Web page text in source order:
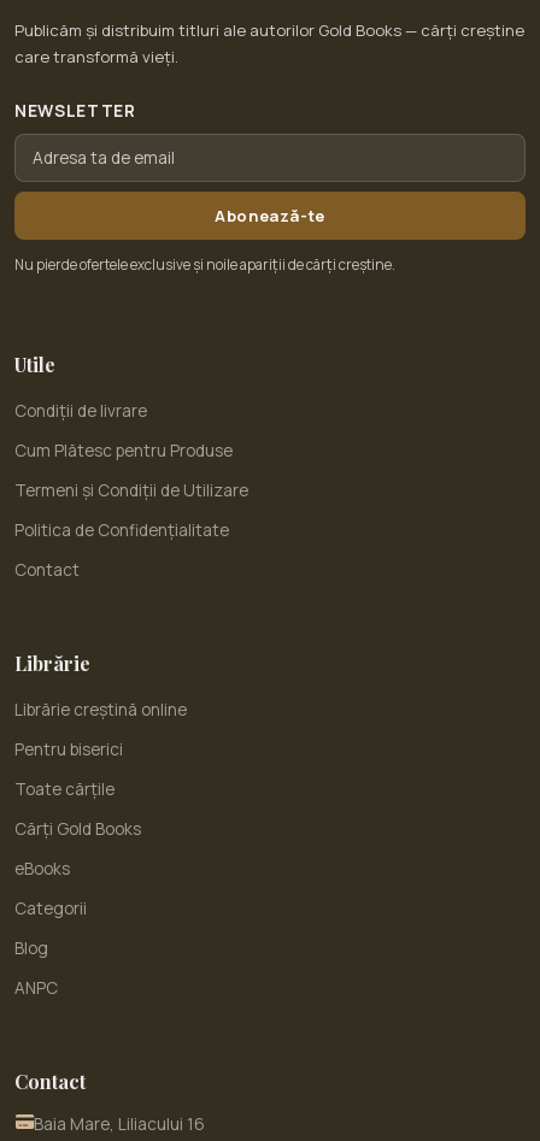
Publicăm și distribuim titluri ale autorilor Gold Books — cărți creștine
care transformă vieți.
NEWSLETTER
Abonează-te
Nu pierde ofertele exclusive și noile apariții de cărți creștine.
Utile
Condiții de livrare
Cum Plătesc pentru Produse
Termeni și Condiții de Utilizare
Politica de Confidențialitate
Contact
Librărie
Librărie creștină online
Pentru biserici
Toate cărțile
Cărți Gold Books
eBooks
Categorii
Blog
ANPC
Contact
Baia Mare, Liliacului 16